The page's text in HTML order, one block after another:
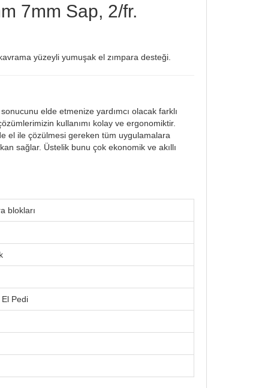
7mm Sap, 2/fr.
yüzeyli yumuşak el zımpara desteği.
elde etmenize yardımcı olacak farklı
kullanımı kolay ve ergonomiktir.
el ile çözülmesi gereken tüm uygulamalara
sağlar. Üstelik bunu çok ekonomik ve akıllı
blokları
Pedi